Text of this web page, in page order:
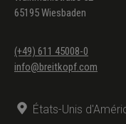
65195 Wiesbaden
(+49) 611 45008-0
info@breitkopf.com
États-Unis